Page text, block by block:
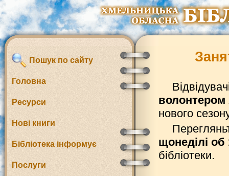
Пошук по сайту
Головна
Ресурси
Нові книги
Бібліотека інформує
Послуги
нового
щонеділі об
бібліотеки.